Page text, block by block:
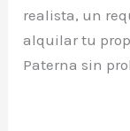
realista, un
alquilar tu
Paterna sin